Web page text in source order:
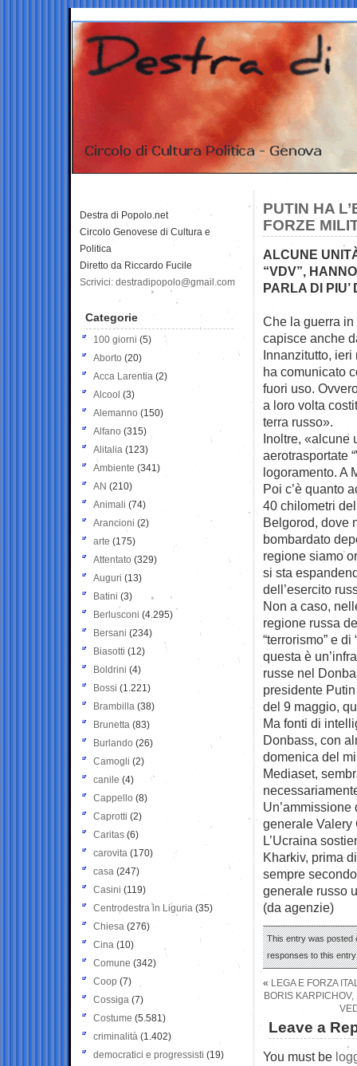
PUTIN HA
FORZE
ALCUNE
“VDV”,
PARLA DI
Che la guerra
capisce anche
Innanzitutto, ieri
ha comunicato
fuori uso.
a loro volta
terra russo».
Inoltre, «alcune
aerotrasportate
logoramento. A
Poi c’è quanto
40 chilometri
Belgorod, dove
bombardato
regione siamo
si sta
dell’esercito
Non a caso,
regione russa
“terrorismo” e
questa è
russe nel
presidente
del 9 maggio,
Ma fonti di
Donbass, con
domenica del
Mediaset,
generale Valery
L’Ucraina
Kharkiv, prima
sempre
generale russo
(da agenzie)
This entry was posted
responses to this
« LEGA E FORZA
BORIS
Leave a
You must be
Destra di Popolo.net
Circolo Genovese di Cultura e
Politica
Diretto da Riccardo Fucile
Scrivici: destradipopolo@gmail.com
Categorie
100 giorni (5)
Aborto (20)
Acca Larentia (2)
Alcool (3)
Alemanno (150)
Alfano (315)
Alitalia (123)
Ambiente (341)
AN (210)
Animali (74)
Arancioni (2)
arte (175)
Attentato (329)
Auguri (13)
Batini (3)
Berlusconi (4.295)
Bersani (234)
Biasotti (12)
Boldrini (4)
Bossi (1.221)
Brambilla (38)
Brunetta (83)
Burlando (26)
Camogli (2)
canile (4)
Cappello (8)
Caprotti (2)
Caritas (6)
carovita (170)
casa (247)
Casini (119)
Centrodestra in Liguria (35)
Chiesa (276)
Cina (10)
Comune (342)
Coop (7)
Cossiga (7)
Costume (5.581)
criminalità (1.402)
democratici e progressisti (19)